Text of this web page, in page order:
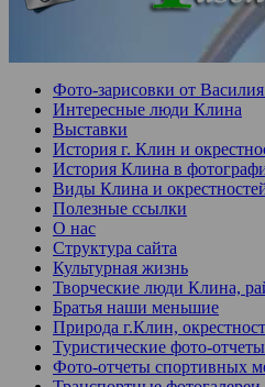
Фото-зарисовки от
Интересные люди Клина
Выставки
История г. Клин и
История Клина в
Виды Клина и
Полезные ссылки
О нас
Структура сайта
Культурная жизнь
Творческие люди Клина,
Братья наши меньшие
Природа г.Клин,
Туристические фото-отчеты
Фото-отчеты спортивных